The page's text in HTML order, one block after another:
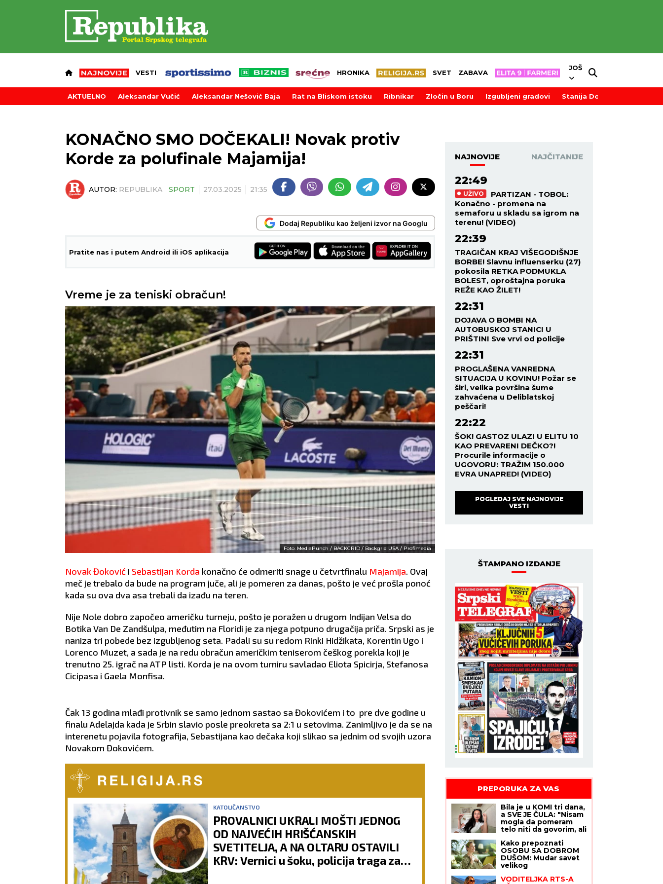
VESTI HRONIKA SVET ZABAVA
JOŠ
AKTUELNO Aleksandar Vučić Aleksandar Nešović Baja Rat na Bliskom istoku Ribnikar Zločin u Boru Izgubljeni gradovi Stanija Dobrojević
KONAČNO SMO DOČEKALI! Novak protiv
Korde za polufinale Majamija!
AUTOR: REPUBLIKA SPORT 27.03.2025 21:35
Dodaj Republiku kao željeni izvor na Googlu
Pratite nas i putem Android ili iOS aplikacija
Vreme je za teniski obračun!
Foto: MediaPunch / BACKGRID / Backgrid USA / Profimedia
Novak Đoković i Sebastijan Korda konačno će odmeriti snage u četvrtfinalu Majamija. Ovaj
meč je trebalo da bude na program juče, ali je pomeren za danas, pošto je već prošla ponoć
kada su ova dva asa trebali da izađu na teren.
Nije Nole dobro započeo američku turneju, pošto je poražen u drugom Indijan Velsa do
Botika Van De Zandšulpa, međutim na Floridi je za njega potpuno drugačija priča. Srpski as je
naniza tri pobede bez izgubljenog seta. Padali su su redom Rinki Hidžikata, Korentin Ugo i
Lorenco Muzet, a sada je na redu obračun američkim teniserom češkog porekla koji je
trenutno 25. igrač na ATP listi. Korda je na ovom turniru savladao Eliota Spicirja, Stefanosa
Cicipasa i Gaela Monfisa.
Čak 13 godina mlađi protivnik se samo jednom sastao sa Đokovićem i to pre dve godine u
finalu Adelajda kada je Srbin slavio posle preokreta sa 2:1 u setovima. Zanimljivo je da se na
interenetu pojavila fotografija, Sebastijana kao dečaka koji slikao sa jednim od svojih uzora
Novakom Đokovićem.
KATOLIČANSTVO
PROVALNICI UKRALI MOŠTI JEDNOG
OD NAJVEĆIH HRIŠĆANSKIH
SVETITELJA, A NA OLTARU OSTAVILI
KRV: Vernici u šoku, policija traga za
NAJNOVIJE NAJČITANIJE
22:49
UŽIVO
PARTIZAN - TOBOL:
Konačno - promena na
semaforu u skladu sa igrom na
terenu! (VIDEO)
22:39
TRAGIČAN KRAJ VIŠEGODIŠNJE
BORBE! Slavnu influenserku (27)
pokosila RETKA PODMUKLA
BOLEST, oproštajna poruka
REŽE KAO ŽILET!
22:31
DOJAVA O BOMBI NA
AUTOBUSKOJ STANICI U
PRIŠTINI Sve vrvi od policije
22:31
PROGLAŠENA VANREDNA
SITUACIJA U KOVINU! Požar se
širi, velika površina šume
zahvaćena u Deliblatskoj
peščari!
22:22
ŠOK! GASTOZ ULAZI U ELITU 10
KAO PREVARENI DEČKO?!
Procurile informacije o
UGOVORU: TRAŽIM 150.000
EVRA UNAPRED! (VIDEO)
POGLEDAJ SVE NAJNOVIJE
VESTI
ŠTAMPANO IZDANJE
PREPORUKA ZA VAS
Bila je u KOMI tri dana,
a SVE JE ČULA: "Nisam
mogla da pomeram
telo niti da govorim, ali
svega" - evo kako je
dokazala svetu da je
TERAPIJA NIJE
USPAVALA
Kako prepoznati
OSOBU SA DOBROM
DUŠOM: Mudar savet
velikog
svako treba da
VODITELJKA RTS-A